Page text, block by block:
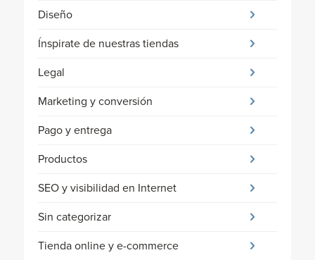
Diseño
Ínspirate de nuestras tiendas
Legal
Marketing y conversión
Pago y entrega
Productos
SEO y visibilidad en Internet
Sin categorizar
Tienda online y e-commerce